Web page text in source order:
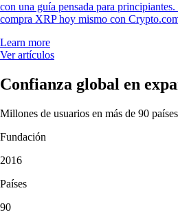
con una guía pensada para
compra XRP hoy mismo con
Learn more
Ver artículos
Confianza global en
Millones de usuarios en más de 90 países
Fundación
2016
Países
90